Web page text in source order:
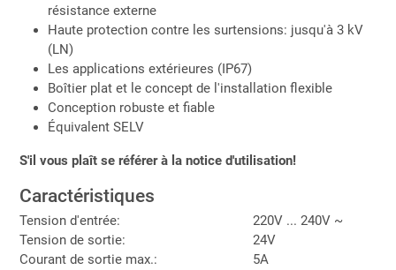
résistance externe
Haute protection contre les surtensions: jusqu'à 3 kV
(LN)
Les applications extérieures (IP67)
Boîtier plat et le concept de l'installation flexible
Conception robuste et fiable
Équivalent SELV
S'il vous plaît se référer à la notice d'utilisation!
Caractéristiques
Tension d'entrée:
220V ... 240V ~
Tension de sortie:
24V
Courant de sortie max.:
5A